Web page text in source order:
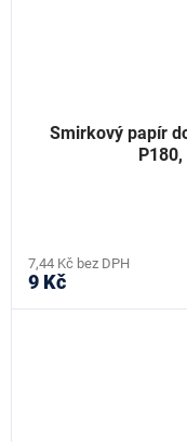
Smirkový papír
7,44 Kč bez DPH
9 Kč